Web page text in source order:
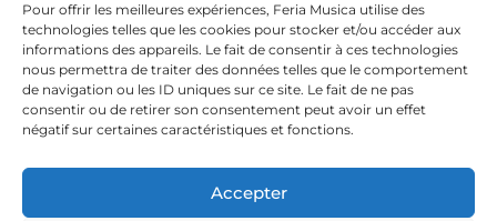
Pour offrir les meilleures expériences, Feria Musica utilise des
technologies telles que les cookies pour stocker et/ou accéder aux
informations des appareils. Le fait de consentir à ces technologies
nous permettra de traiter des données telles que le comportement
de navigation ou les ID uniques sur ce site. Le fait de ne pas
consentir ou de retirer son consentement peut avoir un effet
négatif sur certaines caractéristiques et fonctions.
Accepter
Synthétiseur
© All rights reserved Feria Musica